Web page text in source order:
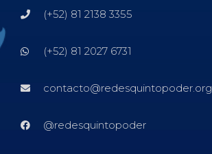
(+52) 81 2138 3355
(+52) 81 2027 6731
contacto@redesquintopoder.org
@redesquintopoder